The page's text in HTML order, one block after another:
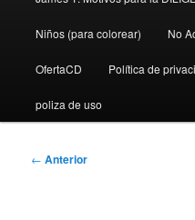
Niños (para colorear) No
OfertaCD Política de
poliza de uso
Navegación
← Anterior